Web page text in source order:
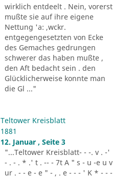
wirklich entdeelt . Nein, vorerst
mußte sie auf ihre eigene
Nettung 'a: ,wckr.
entgegengesetzten von Ecke
des Gemaches gedrungen
schwerer das haben mußte ,
den Aft bedacht sein . den
Glücklicherweise konnte man
die Gl ..."
Teltower Kreisblatt
1881
12. Januar , Seite 3
"...Teltower Kreisblatt- - -. v . -'
- . - . * .' t . -- - 7t A " s - u -e u v
ur . - - e - e " - , . e - - - ' K * - - -